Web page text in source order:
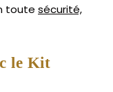
toute sécurité,
le Kit